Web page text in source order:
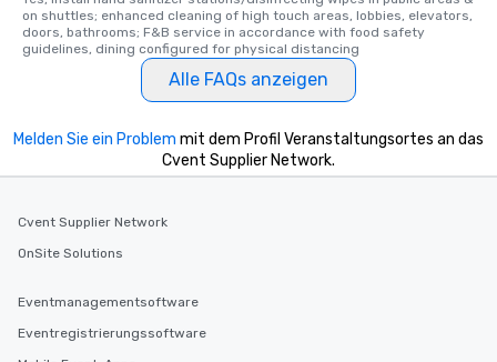
leave. Location, Location, Location
One of the best reasons to book is the
convenient and efficient way the
experience is designed. All
walking distance of each other. The
short stroll allows your group
heading to the next place on your tour
itinerary. You Get a Dinner and a Show
entertainment. All tours include a
on shuttles; enhanced cleaning of high touch areas, lobbies, elevators,
doors, bathrooms; F&B service in accordance with food safety
guidelines, dining configured for physical distancing
Alle FAQs anzeigen
Melden Sie ein Problem mit dem Profil Veranstaltungsortes an das
Cvent Supplier Network.
Cvent Supplier Network
OnSite Solutions
Eventmanagementsoftware
Eventregistrierungssoftware